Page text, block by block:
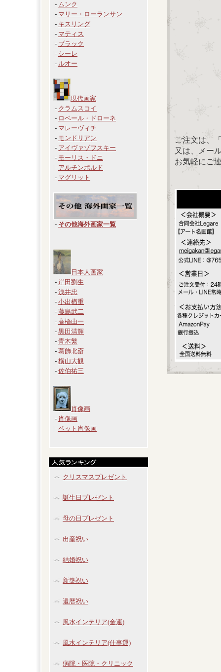
|- ムンク
|- マリー・ローランサン
|- キスリング
|- マティス
|- ブラック
|- シーレ
|- ルオー
現代画家
|- クラムスコイ
|- ロベール・ドローネ
|- マレーヴィチ
|- モンドリアン
|- アイヴァゾフスキー
|- モーリス・ドニ
|- アルチンボルド
|- マグリット
|- その他海外画家一覧
日本人画家
|- 岸田劉生
|- 浅井忠
|- 小出楢重
|- 藤島武二
|- 高橋由一
|- 黒田清輝
|- 青木繁
|- 葛飾北斎
|- 横山大観
|- 佐伯祐三
肖像画
|- 肖像画
|- ペット肖像画
クリスマスプレゼント
誕生日プレゼント
母の日プレゼント
出産祝い
結婚祝い
新築祝い
還暦祝い
風水インテリア(金運)
風水インテリア(仕事運)
病院・医院・クリニック
ご注文は、
又は、メー
お気軽にご